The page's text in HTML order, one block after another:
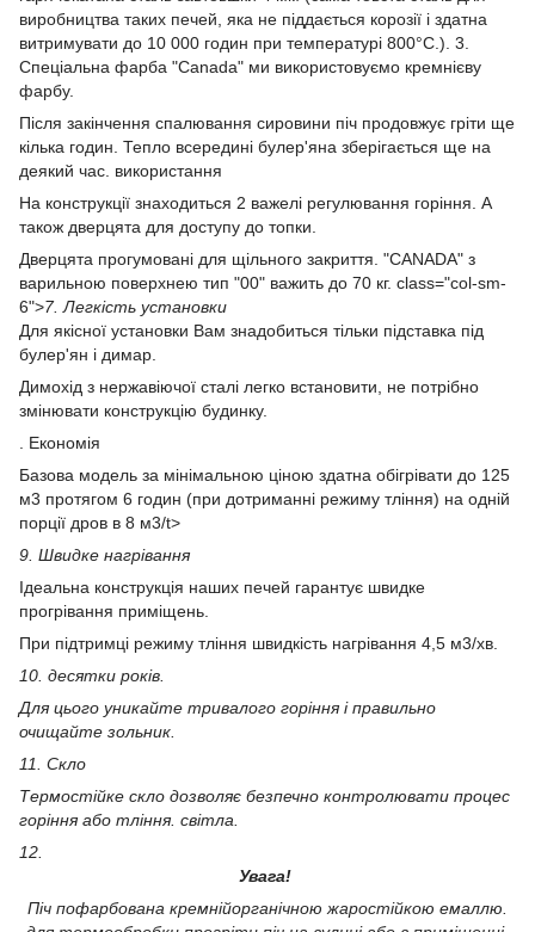
виробництва таких печей, яка не піддається корозії і здатна
витримувати до 10 000 годин при температурі 800°С.). 3.
Спеціальна фарба "Canada" ми використовуємо кремнієву
фарбу.
Після закінчення спалювання сировини піч продовжує гріти ще
кілька годин. Тепло всередині булер'яна зберігається ще на
деякий час. використання
На конструкції знаходиться 2 важелі регулювання горіння. А
також дверцята для доступу до топки.
Дверцята прогумовані для щільного закриття. "CANADA" з
варильною поверхнею тип "00" важить до 70 кг. class="col-sm-
6">7. Легкість установки
Для якісної установки Вам знадобиться тільки підставка під
булер'ян і димар.
Димохід з нержавіючої сталі легко встановити, не потрібно
змінювати конструкцію будинку.
. Економія
Базова модель за мінімальною ціною здатна обігрівати до 125
м3 протягом 6 годин (при дотриманні режиму тління) на одній
порції дров в 8 м3/t>
9. Швидке нагрівання
Ідеальна конструкція наших печей гарантує швидке
прогрівання приміщень.
При підтримці режиму тління швидкість нагрівання 4,5 м3/хв.
10. десятки років.
Для цього уникайте тривалого горіння і правильно
очищайте зольник.
11. Скло
Термостійке скло дозволяє безпечно контролювати процес
горіння або тління. світла.
12.
Увага!
Піч пофарбована кремнійорганічною жаростійкою емаллю.